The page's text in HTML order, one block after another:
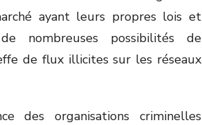
ayant leurs propres lois et
nombreuses possibilités de
de flux illicites sur les réseaux
des organisations criminelles